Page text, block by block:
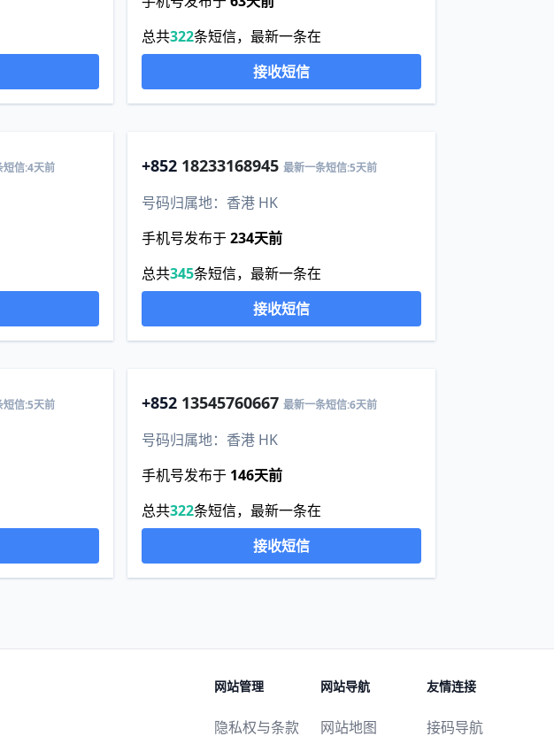
总共322条短信，最新一条在
接收短信
短信:4天前 +852 18233168945 最新一条短信:5天前
号码归属地：香港 HK
手机号发布于234天前
总共345条短信，最新一条在
接收短信
短信:5天前 +852 13545760667 最新一条短信:6天前
号码归属地：香港 HK
手机号发布于 146天前
总共322条短信，最新一条在
接收短信
网站管理
隐私权与条款
网站导航
网站地图
友情连接
接码导航